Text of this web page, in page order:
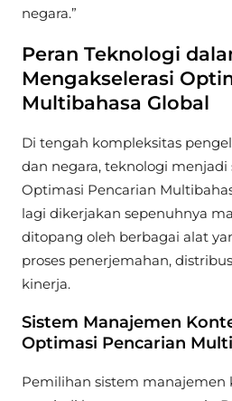
negara.”
Peran Teknologi
Mengakselerasi
Multibahasa Global
Di tengah kompleksitas
dan negara, teknologi
Optimasi Pencarian
lagi dikerjakan sepenuhnya
ditopang oleh berbagai alat
proses penerjemahan,
kinerja.
Sistem Manajemen
Optimasi Pencarian
Pemilihan sistem manajemen